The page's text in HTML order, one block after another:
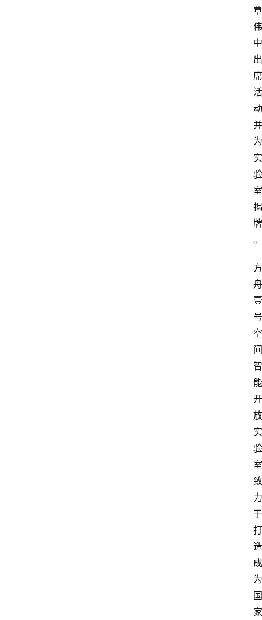
覃
伟
中
出
席
活
动
并
为
实
验
室
揭
牌
。
方
舟
壹
号
空
间
智
能
开
放
实
验
室
致
力
于
打
造
成
为
国
家